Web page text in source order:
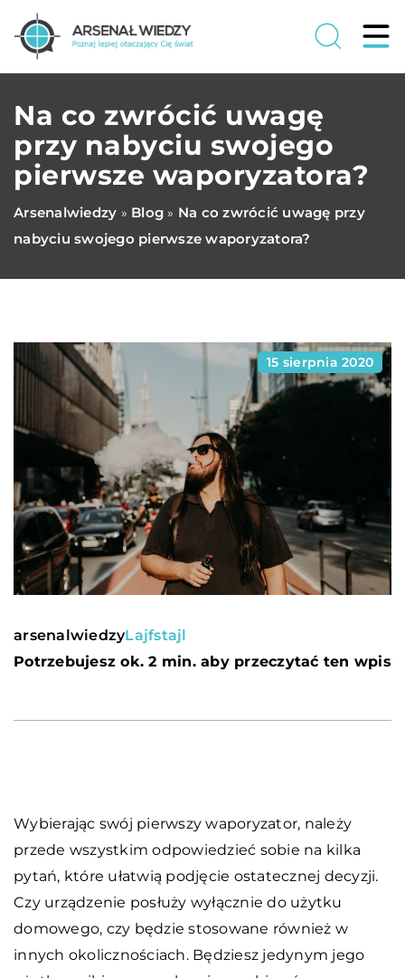
Na co zwrócić uwagę
przy nabyciu swojego
pierwsze waporyzatora?
Arsenalwiedzy » Blog » Na co zwrócić uwagę przy
nabyciu swojego pierwsze waporyzatora?
15 sierpnia 2020
arsenalwiedzyLajfstajl
Potrzebujesz ok. 2 min. aby przeczytać ten wpis
Wybierając swój pierwszy waporyzator, należy
przede wszystkim odpowiedzieć sobie na kilka
pytań, które ułatwią podjęcie ostatecznej decyzji.
Czy urządzenie posłuży wyłącznie do użytku
domowego, czy będzie stosowane również w
innych okolicznościach. Będziesz jedynym jego